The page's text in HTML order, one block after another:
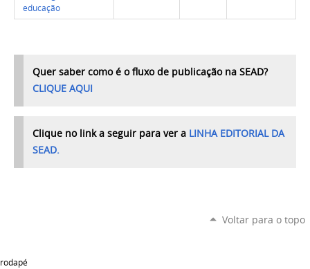
educação
Quer saber como é o fluxo de publicação na SEAD?
CLIQUE AQUI
Clique no link a seguir para ver a LINHA EDITORIAL DA
SEAD.
Voltar para o topo
rodapé